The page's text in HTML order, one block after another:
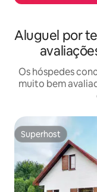
Aluguel por
Os hóspedes
muito bem
Superhost
Superhost